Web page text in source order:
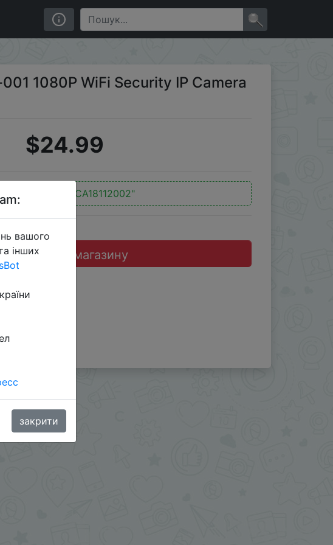
1080P WiFi Security IP Camera
$24.99
"CA18112002"
Перейти до магазину
вашого
інших
закрити